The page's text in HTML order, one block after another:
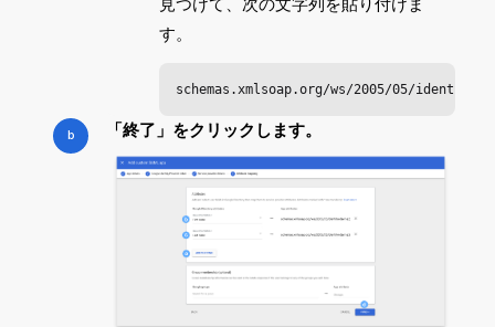
見つけて、次の文字列を貼り付けま
す。
schemas.xmlsoap.org/ws/2005/05/identity/
「終了」をクリックします。